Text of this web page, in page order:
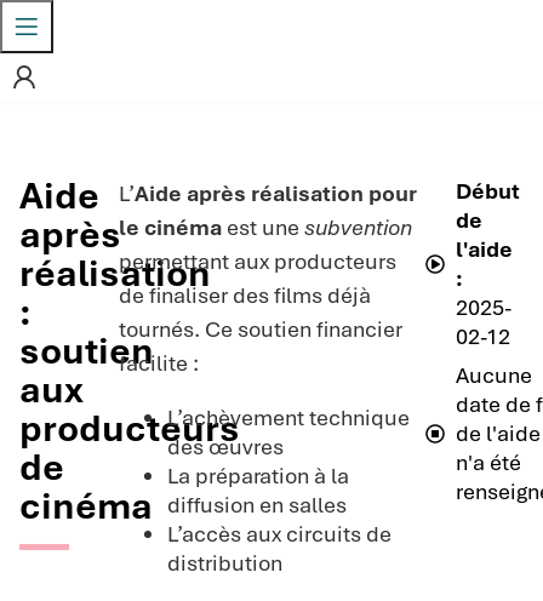
Aide
après
réalisation
:
soutien
aux
producteurs
de
cinéma
L’Aide après réalisation pour
le cinéma est unesubvention
permettant aux producteurs
de finaliser des films déjà
tournés. Ce soutien financier
facilite :
L’achèvement technique
des œuvres
La préparation à la
diffusion en salles
L’accès aux circuits de
distribution
Début
de
l'aide
:
2025-
02-12
Aucune
date de
de l'aide
n'a été